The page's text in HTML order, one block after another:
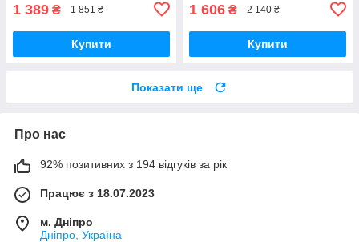
1 389 ₴ 1 851 ₴
Купити
1 606 ₴ 2 140 ₴
Купити
Показати ще
Про нас
92% позитивних з 194 відгуків за рік
Працює з 18.07.2023
м. Дніпро
Дніпро, Україна